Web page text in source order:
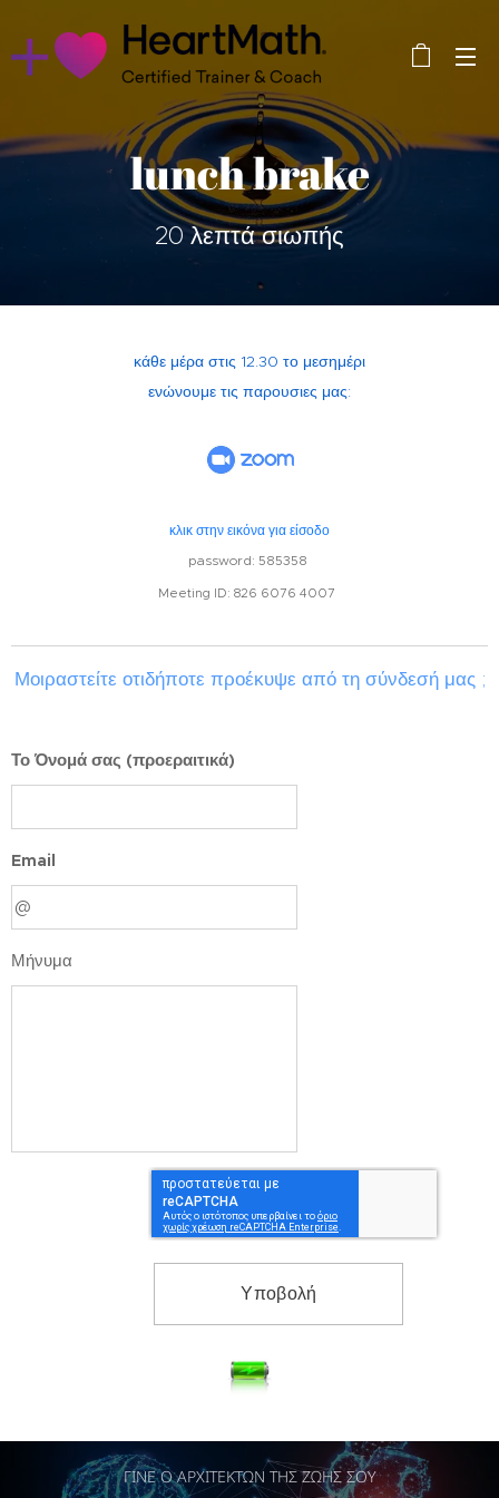
lunch brake
20 λεπτά σιωπής
κάθε μέρα στις 12.30 το μεσημέρι
ενώνουμε τις παρουσιες μας:
κλικ στην εικόνα για είσοδο
password: 585358
Meeting ID: 826 6076 4007
Μοιραστείτε οτιδήποτε προέκυψε από τη σύνδεσή μας ;
Το Όνομά σας (προεραιτικά)
Email
Μήνυμα
Υποβολή
ΓΙΝΕ Ο ΑΡΧΙΤΕΚΤΩΝ ΤΗΣ ΖΩΗΣ ΣΟΥ